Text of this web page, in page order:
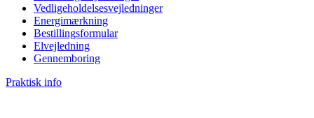
Vedligeholdelsesvejledninger
Energimærkning
Bestillingsformular
Elvejledning
Gennemboring
Praktisk info